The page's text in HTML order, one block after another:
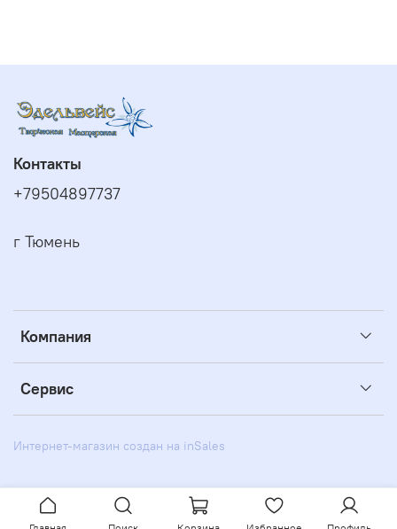
Компания
Сервис
Контакты
+79504897737
г Тюмень
Интернет-магазин создан на inSales